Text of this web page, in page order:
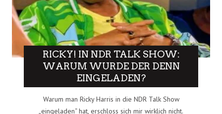
RICKY! IN NDR TALK SHOW:
WARUM WURDE DER DENN
EINGELADEN?
Warum man Ricky Harris in die NDR Talk Show
„eingeladen“ hat, erschloss sich mir wirklich nicht.